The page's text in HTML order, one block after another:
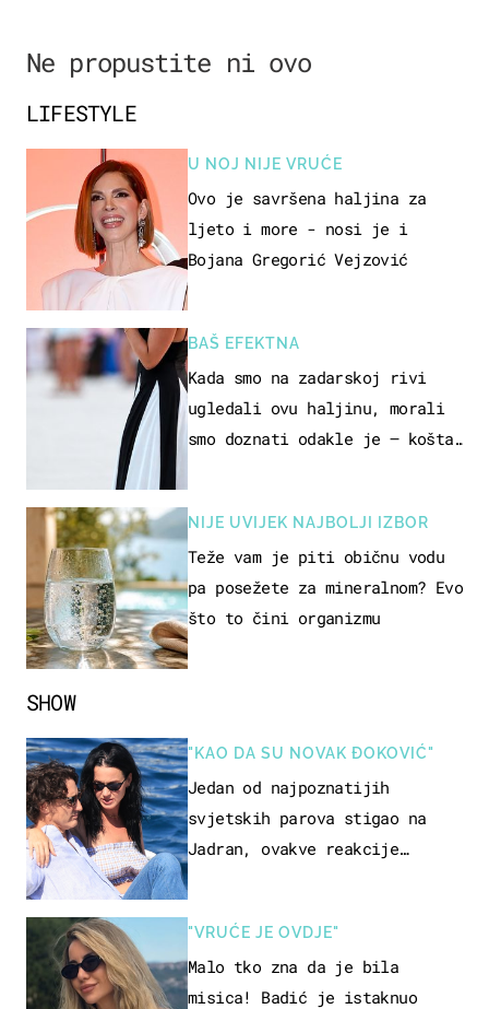
Ne propustite ni ovo
SHOW
"KAO DA SU NOVAK ĐOKOVIĆ"
Jedan od najpoznatijih
svjetskih parova stigao na
Jadran, ovakve reakcije
"VRUĆE JE OVDJE"
Malo tko zna da je bila
misica! Badić je istaknuo
LIFESTYLE
U NOJ NIJE VRUĆE
Ovo je savršena haljina za
ljeto i more - nosi je i
Bojana Gregorić Vejzović
BAŠ EFEKTNA
Kada smo na zadarskoj rivi
ugledali ovu haljinu, morali
smo doznati odakle je – košta
NIJE UVIJEK NAJBOLJI IZBOR
Teže vam je piti običnu vodu
pa posežete za mineralnom? Evo
što to čini organizmu